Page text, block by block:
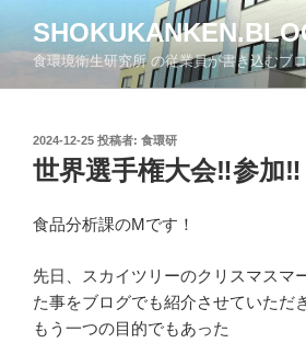
ン
食環境衛生研究所 の従業員が書き込むブ
投
稿
日:
2024-12-25 投稿者: 食環研
世界選手権大会‼参加‼
食品分析課のMです！
先日、スカイツリーのクリスマスマ
た事をブログでも紹介させていただ
もう一つの目的でもあった